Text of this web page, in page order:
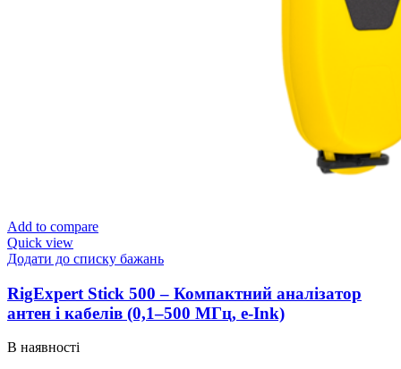
Add to compare
Quick view
Додати до списку бажань
RigExpert Stick 500 – Компактний аналізатор
антен і кабелів (0,1–500 МГц, e-Ink)
В наявності